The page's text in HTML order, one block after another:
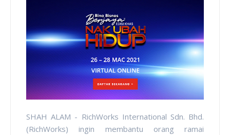
SHAH ALAM - RichWorks International Sdn. Bhd.
(RichWorks) ingin membantu orang ramai